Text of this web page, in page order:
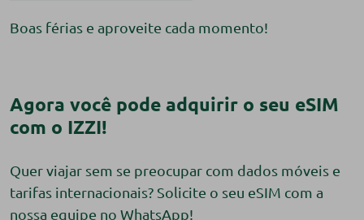
Boas férias e aproveite cada momento!
Agora você pode adquirir o seu eSIM
com o IZZI!
Quer viajar sem se preocupar com dados móveis e
tarifas internacionais? Solicite o seu eSIM com a
nossa equipe no WhatsApp!